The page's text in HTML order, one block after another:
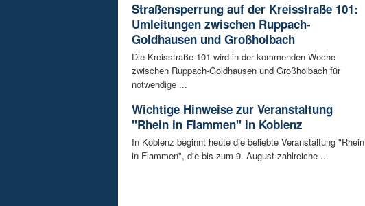
Straßensperrung auf der Kreisstraße 101:
Umleitungen zwischen Ruppach-
Goldhausen und Großholbach
Die Kreisstraße 101 wird in der kommenden Woche
zwischen Ruppach-Goldhausen und Großholbach für
notwendige ...
Wichtige Hinweise zur Veranstaltung
"Rhein in Flammen" in Koblenz
In Koblenz beginnt heute die beliebte Veranstaltung "Rhein
in Flammen", die bis zum 9. August zahlreiche ...